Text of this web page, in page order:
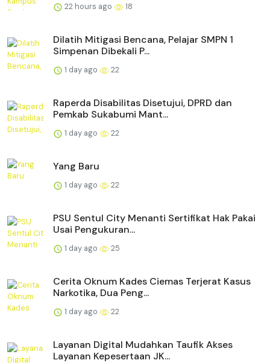
22 hours ago 18
Dilatih Mitigasi Bencana, Pelajar SMPN 1
Simpenan Dibekali P...
1 day ago 22
Raperda Disabilitas Disetujui, DPRD dan
Pemkab Sukabumi Mant...
1 day ago 22
Yang Baru
1 day ago 22
PSU Sentul City Menanti Sertifikat Hak Pakai
Usai Pengukuran...
1 day ago 25
Cerita Oknum Kades Ciemas Terjerat Kasus
Narkotika, Dua Peng...
1 day ago 22
Layanan Digital Mudahkan Taufik Akses
Layanan Kepesertaan JK...